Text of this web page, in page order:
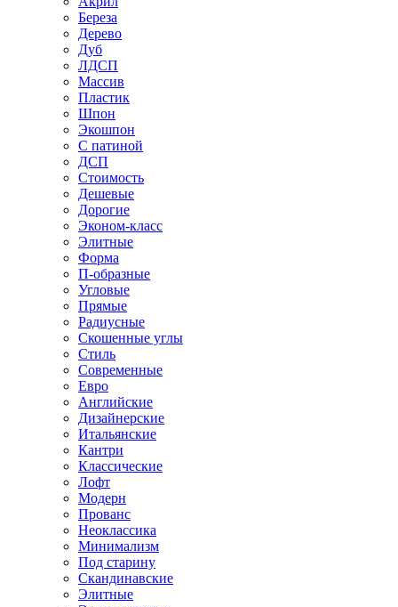
Береза
Дерево
Дуб
ЛДСП
Массив
Пластик
Шпон
Экошпон
С патиной
ДСП
Стоимость
Дешевые
Дорогие
Эконом-класс
Элитные
Форма
П-образные
Угловые
Прямые
Радиусные
Скошенные углы
Стиль
Современные
Евро
Английские
Дизайнерские
Итальянские
Кантри
Классические
Лофт
Модерн
Прованс
Неоклассика
Минимализм
Под старину
Скандинавские
Элитные